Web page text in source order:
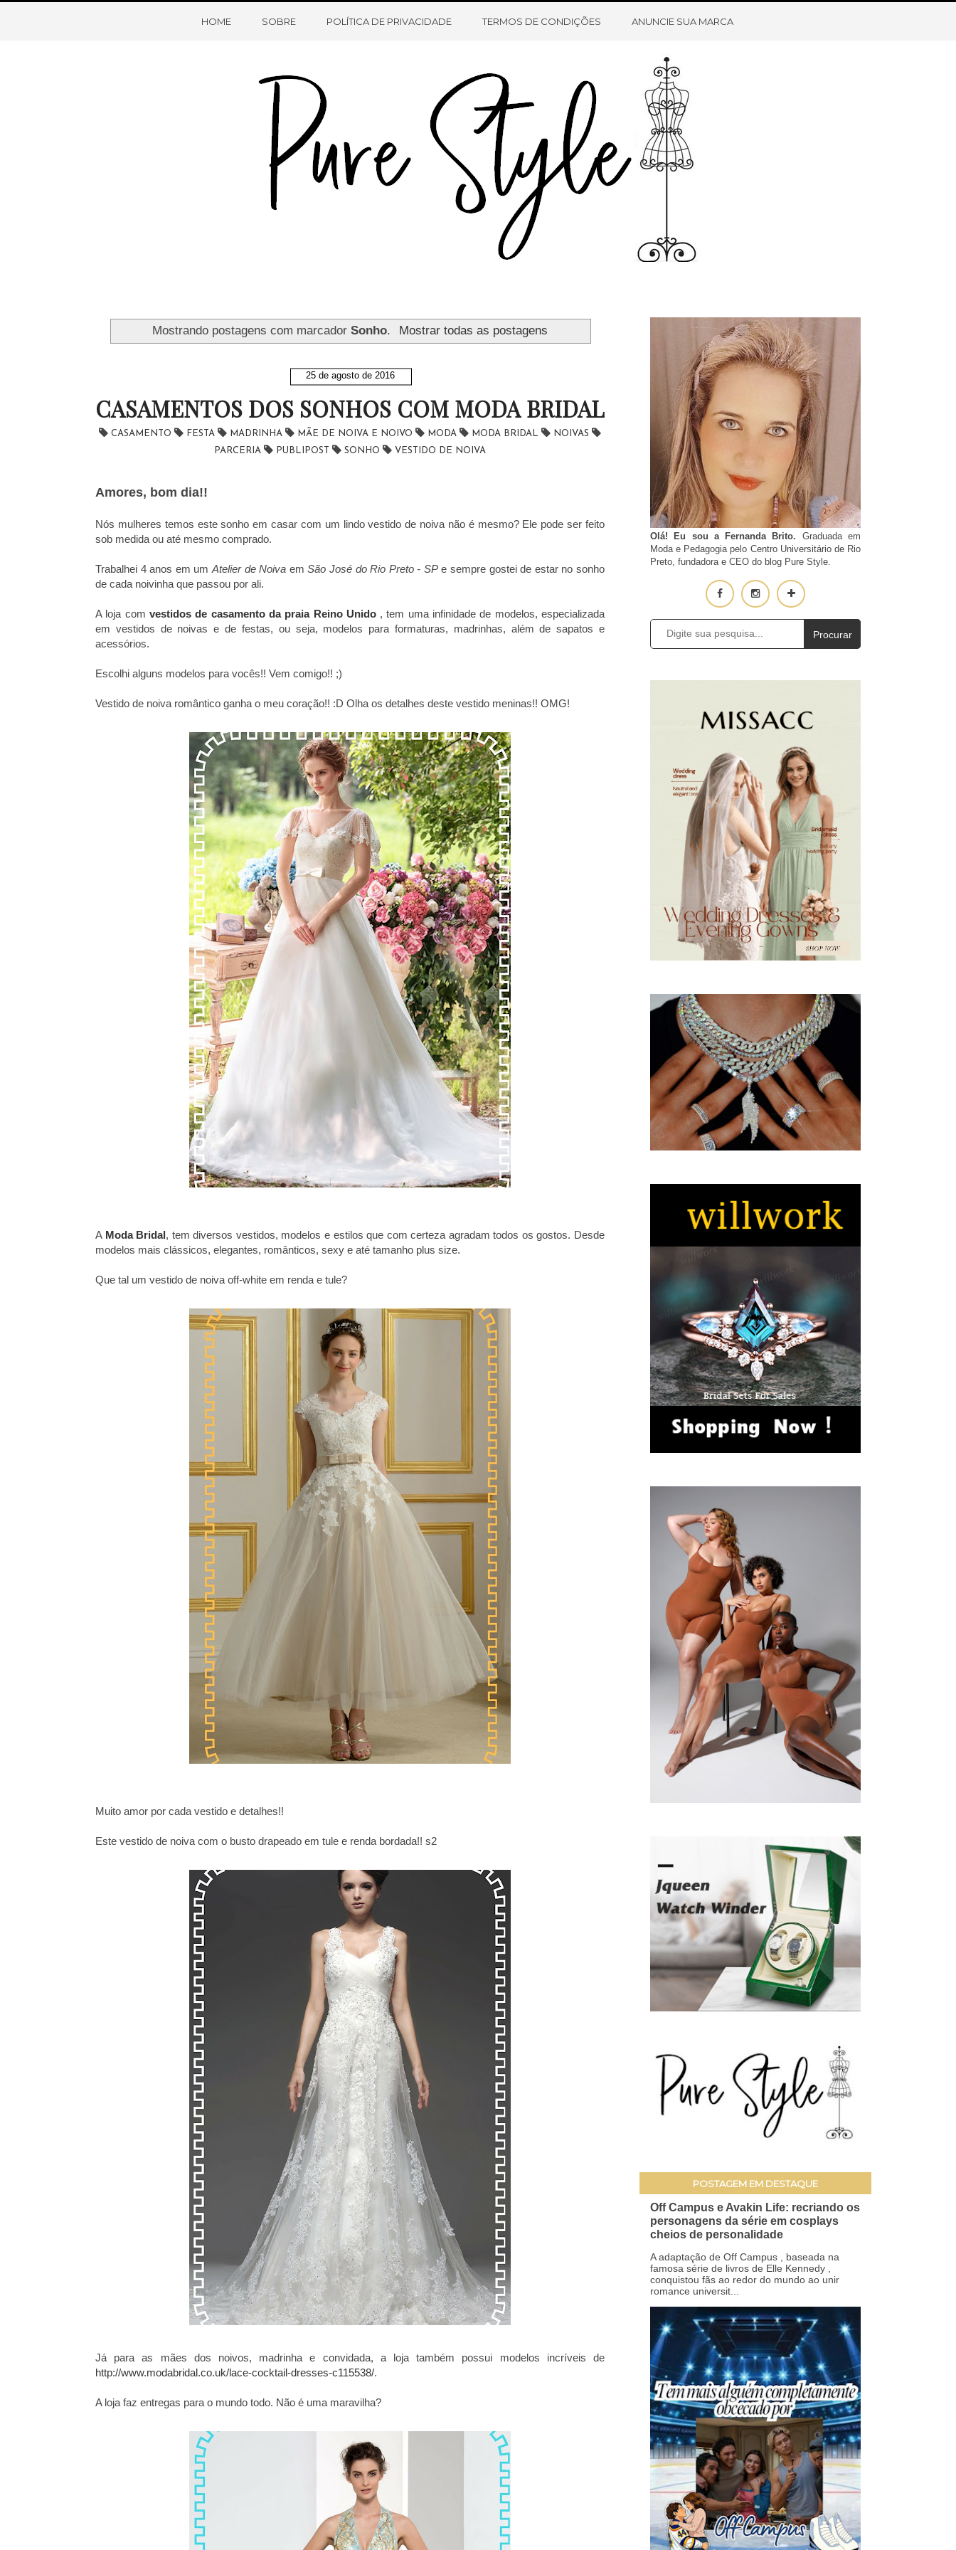
HOME SOBRE O BLOG CONTATO
HOME SOBRE POLÍTICA DE PRIVACIDADE TERMOS DE CONDIÇÕES ANUNCIE SUA MARCA
Mostrando postagens com marcadorSonho. Mostrar todas as postagens
25 de agosto de 2016
CASAMENTOS DOS SONHOS COM MODA BRIDAL
CASAMENTO FESTA MADRINHA MÃE DE NOIVA E NOIVO MODA MODA BRIDAL
NOIVAS
PARCERIA
PUBLIPOST SONHO VESTIDO DE NOIVA
Amores, bom dia!!
Nós mulheres temos este sonho em casar com um lindo vestido de noiva não é mesmo? Ele pode ser feito
sob medida ou até mesmo comprado.
Trabalhei 4 anos em um Atelier de Noiva emSão José do Rio Preto - SPe sempre gostei de estar no sonho
de cada noivinha que passou por ali.
A loja com vestidos de casamento da praia Reino Unido, tem uma infinidade de modelos, especializada
em vestidos de noivas e de festas, ou seja, modelos para formaturas, madrinhas, além de sapatos e
acessórios.
Escolhi alguns modelos para vocês!! Vem comigo!! ;)
Vestido de noiva romântico ganha o meu coração!! :D Olha os detalhes deste vestido meninas!! OMG!
A Moda Bridal, tem diversos vestidos, modelos e estilos que com certeza agradam todos os gostos. Desde
modelos mais clássicos, elegantes, românticos, sexy e até tamanho plus size.
Que tal um vestido de noiva off-white em renda e tule?
Muito amor por cada vestido e detalhes!!
Este vestido de noiva com o busto drapeado em tule e renda bordada!! s2
Já para as mães dos noivos, madrinha e convidada, a loja também possui modelos incríveis de
http://www.modabridal.co.uk/lace-cocktail-dresses-c115538/.
A loja faz entregas para o mundo todo. Não é uma maravilha?
Olá! Eu sou a Fernanda Brito. Graduada em
Moda e Pedagogia pelo Centro Universitário de Rio
Preto, fundadora e CEO do blog Pure Style.
Procurar
POSTAGEM EM DESTAQUE
Off Campus e Avakin Life: recriando os
personagens da série em cosplays
cheios de personalidade
A adaptação de Off Campus , baseada na
famosa série de livros de Elle Kennedy ,
conquistou fãs ao redor do mundo ao unir
romance universit...